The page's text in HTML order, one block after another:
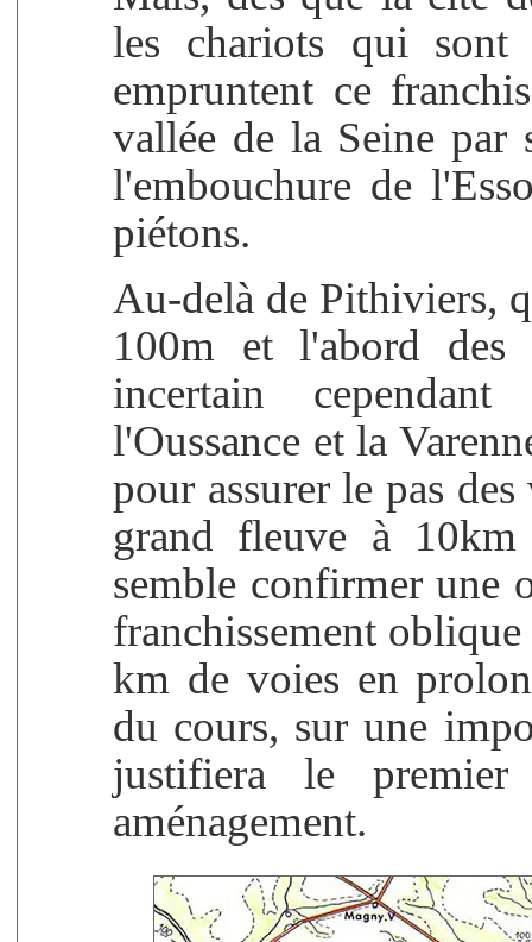
les chariots qui
empruntent ce
vallée de la Seine par
l'embouchure de
piétons.
Au-delà de Pithiviers,
100m et l'abord des
incertain
l'Oussance et la
pour assurer le pas
grand fleuve à
semble confirmer une
franchissement
km de voies en
du cours, sur une
justifiera le
aménagement.